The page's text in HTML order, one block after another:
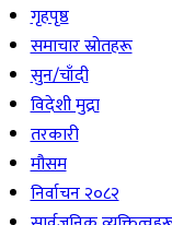
गृहपृष्ठ
समाचार स्रोतहरू
सुन/चाँदी
विदेशी मुद्रा
तरकारी
मौसम
निर्वाचन २०८२